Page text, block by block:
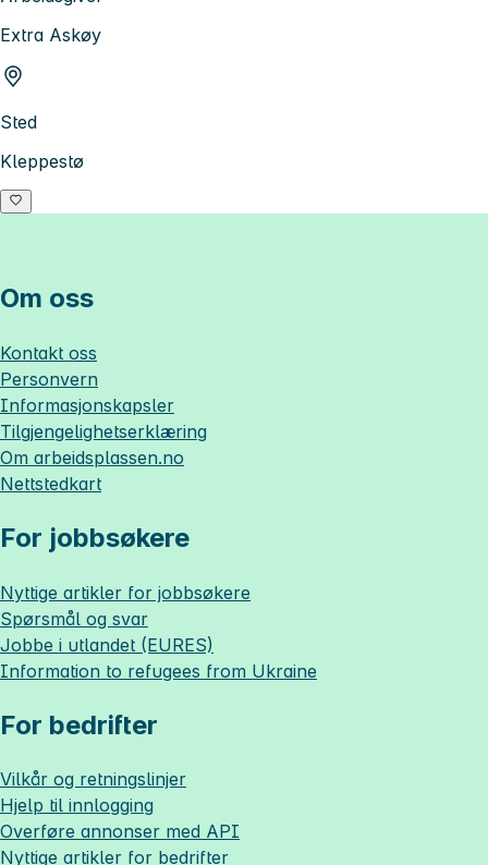
Extra Askøy
Sted
Kleppestø
Om oss
Kontakt oss
Personvern
Informasjonskapsler
Tilgjengelighetserklæring
Om arbeidsplassen.no
Nettstedkart
For jobbsøkere
Nyttige artikler for jobbsøkere
Spørsmål og svar
Jobbe i utlandet (EURES)
Information to refugees from Ukraine
For bedrifter
Vilkår og retningslinjer
Hjelp til innlogging
Overføre annonser med API
Nyttige artikler for bedrifter